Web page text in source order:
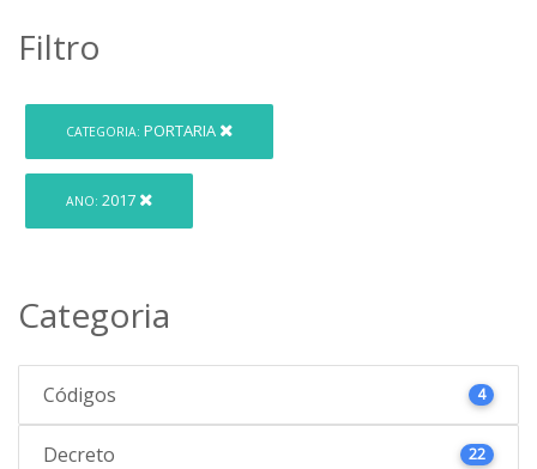
Filtro
CATEGORIA: PORTARIA
ANO: 2017
Categoria
Códigos 4
Decreto 22